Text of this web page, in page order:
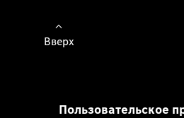
Вверх
Пользовательское